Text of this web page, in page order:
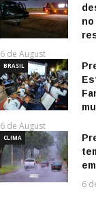
6 de August
BRASIL
6 de August
CLIMA
6